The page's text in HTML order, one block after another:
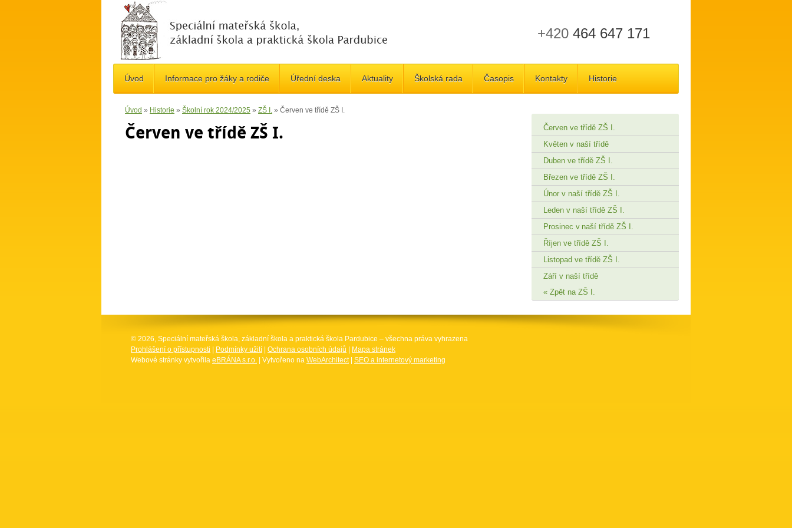
+420 464 647 171
Úvod Informace pro žáky a rodiče Úřední deska Aktuality Školská rada Časopis Kontakty Historie
Úvod » Historie » Školní rok 2024/2025 » ZŠ I. » Červen ve třídě ZŠ I.
Červen ve třídě ZŠ I.
Červen ve třídě ZŠ I.
Květen v naší třídě
Duben ve třídě ZŠ I.
Březen ve třídě ZŠ I.
Únor v naší třídě ZŠ I.
Leden v naší třídě ZŠ I.
Prosinec v naší třídě ZŠ I.
Říjen ve třídě ZŠ I.
Listopad ve třídě ZŠ I.
Září v naší třídě
Zpět na ZŠ I.
© 2026, Speciální mateřská škola, základní škola a praktická škola Pardubice – všechna práva vyhrazena
Prohlášení o přístupnosti
Podmínky užití Ochrana osobních údajů
Mapa stránek
Webové stránky vytvořila eBRÁNA s.r.o. | Vytvořeno na WebArchitect| SEO a internetový marketing